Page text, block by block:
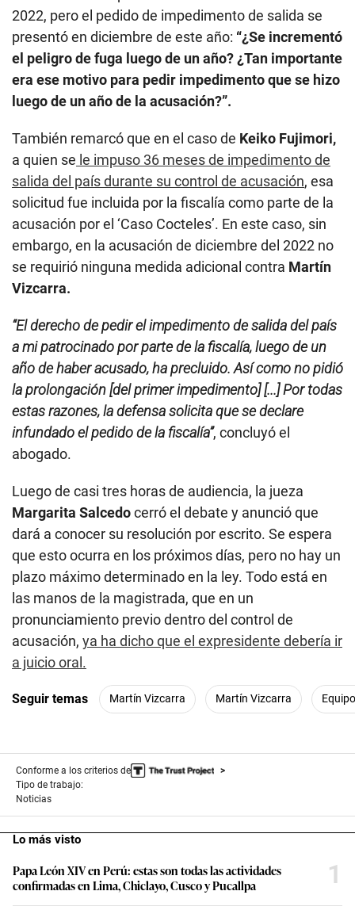
2022, pero el pedido de impedimento de salida se
presentó en diciembre de este año: “¿Se incrementó
el peligro de fuga luego de un año? ¿Tan importante
era ese motivo para pedir impedimento que se hizo
luego de un año de la acusación?”.
También remarcó que en el caso de Keiko Fujimori,
a quien se le impuso 36 meses de impedimento de
salida del país durante su control de acusación, esa
solicitud fue incluida por la fiscalía como parte de la
acusación por el ‘Caso Cocteles’. En este caso, sin
embargo, en la acusación de diciembre del 2022 no
se requirió ninguna medida adicional contra Martín
Vizcarra.
“El derecho de pedir el impedimento de salida del país
a mi patrocinado por parte de la fiscalía, luego de un
año de haber acusado, ha precluido. Así como no pidió
la prolongación [del primer impedimento] [...] Por todas
estas razones, la defensa solicita que se declare
infundado el pedido de la fiscalía”, concluyó el
abogado.
Luego de casi tres horas de audiencia, la jueza
Margarita Salcedocerró el debate y anunció que
dará a conocer su resolución por escrito. Se espera
que esto ocurra en los próximos días, pero no hay un
plazo máximo determinado en la ley. Todo está en
las manos de la magistrada, que en un
pronunciamiento previo dentro del control de
acusación, ya ha dicho que el expresidente debería ir
a juicio oral.
Seguir temas Martín Vizcarra Martín Vizcarra
Conforme a los criterios de
Tipo de trabajo:
Noticias
Lo más visto
Papa León XIV en Perú: estas son todas las actividades
confirmadas en Lima, Chiclayo, Cusco y Pucallpa
1